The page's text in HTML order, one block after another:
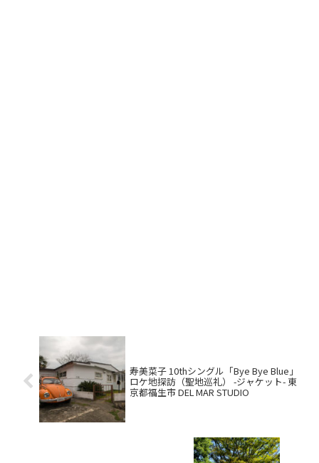
寿美菜子 10thシングル「Bye Bye Blue」
ロケ地探訪（聖地巡礼） -ジャケット- 東
京都福生市 DEL MAR STUDIO